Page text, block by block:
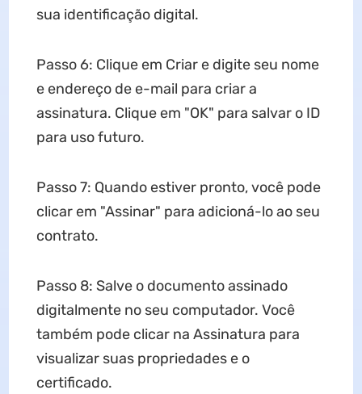
sua identificação digital.
Passo 6: Clique em Criar e digite seu nome
e endereço de e-mail para criar a
assinatura. Clique em "OK" para salvar o ID
para uso futuro.
Passo 7: Quando estiver pronto, você pode
clicar em "Assinar" para adicioná-lo ao seu
contrato.
Passo 8: Salve o documento assinado
digitalmente no seu computador. Você
também pode clicar na Assinatura para
visualizar suas propriedades e o
certificado.